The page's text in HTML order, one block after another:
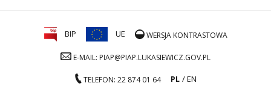
BIP UE WERSJA KONTRASTOWA
E-MAIL: PIAP@PIAP.LUKASIEWICZ.GOV.PL
TELEFON: 22 874 01 64 PL EN